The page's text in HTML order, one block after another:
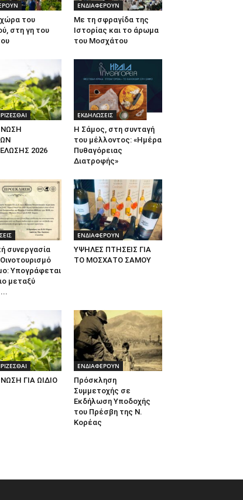
του
στη γη του
ΕΝΔΙΑΦΕΡΟΥΝ
Με τη σφραγίδα της
Ιστορίας και το άρωμα
του Μοσχάτου
2026
ΕΚΔΗΛΩΣΕΙΣ
Η Σάμος, στη συνταγή
του μέλλοντος: «Ημέρα
Πυθαγόρειας
Διατροφής»
συνεργασία
Υπογράφεται
μεταξύ
ΕΝΔΙΑΦΕΡΟΥΝ
ΥΨΗΛΕΣ ΠΤΗΣΕΙΣ ΓΙΑ
ΤΟ ΜΟΣΧΑΤΟ ΣΑΜΟΥ
ΓΙΑ ΩΙΔΙΟ
ΕΝΔΙΑΦΕΡΟΥΝ
Πρόσκληση
Συμμετοχής σε
Εκδήλωση Υποδοχής
του Πρέσβη της Ν.
Κορέας